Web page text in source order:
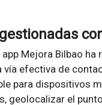
Mejora Bilbao
efectiva de
para dispositivos
geolocalizar el